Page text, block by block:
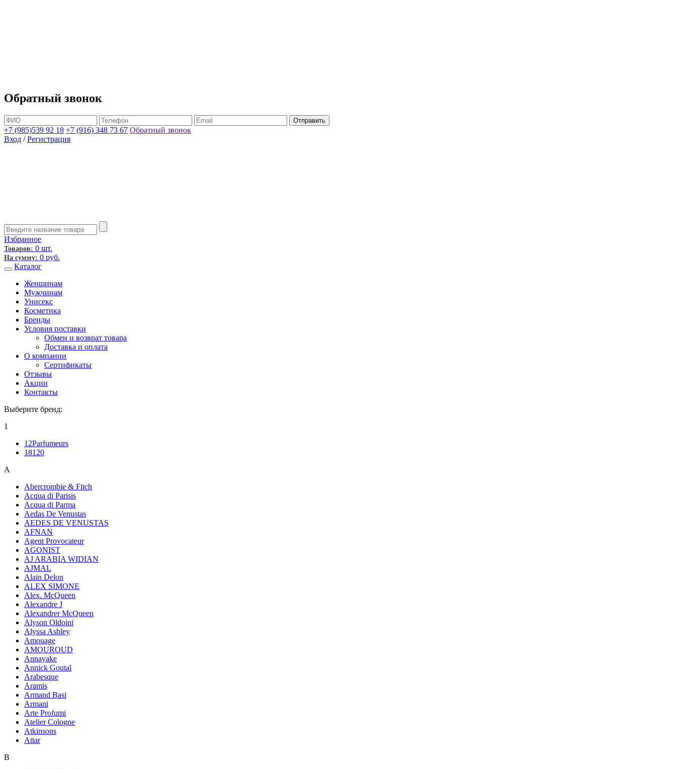
Обратный звонок
+7 (985)539 92 18 +7 (916) 348 73 67 Обратный звонок
Вход / Регистрация
Избранное
Товаров: 0 шт.
На сумму: 0 руб.
Каталог
Женщинам
Мужчинам
Унисекс
Косметика
Бренды
Условия поставки
Обмен и возврат товара
Доставка и оплата
О компании
Сертификаты
Отзывы
Акции
Контакты
Выберите бренд:
1
12Parfumeurs
18120
A
Abercrombie & Fitch
Acqua di Parisis
Acqua di Parma
Aedas De Venustas
AEDES DE VENUSTAS
AFNAN
Agent Provocateur
AGONIST
AJ ARABIA WIDIAN
AJMAL
Alain Delon
ALEX SIMONE
Alex. McQueen
Alexandre J
Alexandrer McQueen
Alyson Oldoini
Alyssa Ashley
Amouage
AMOUROUD
Annayake
Annick Goutal
Arabesque
Aramis
Armand Basi
Armani
Arte Profumi
Atelier Cologne
Atkinsons
Attar
B